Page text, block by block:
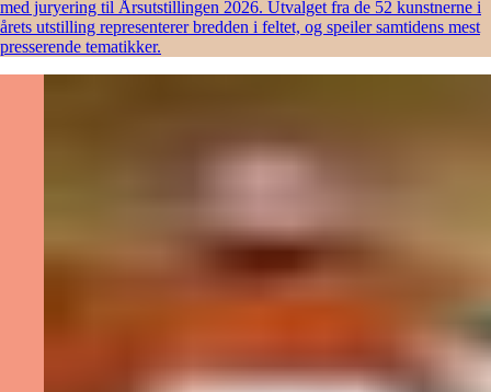
med juryering til Årsutstillingen 2026. Utvalget fra de 52 kunstnerne i
årets utstilling representerer bredden i feltet, og speiler samtidens mest
presserende tematikker.